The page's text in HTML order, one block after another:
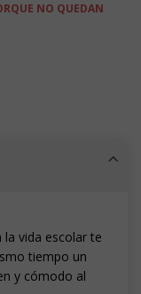
NO QUEDAN
la vida escolar te
tiempo un
y cómodo al